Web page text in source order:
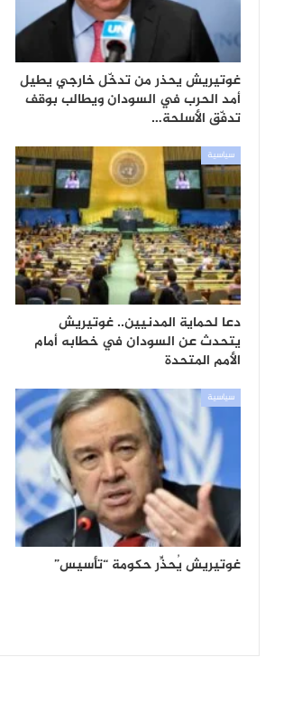
غوتيريش يحذر من تدخّل خارجي يطيل
أمد الحرب في السودان ويطالب بوقف
تدفّق الأسلحة…
سياسية
دعا لحماية المدنيين.. غوتيريش
يتحدث عن السودان في خطابه أمام
الأمم المتحدة
سياسية
غوتيريش يُحذِّر حكومة “تأسيس”